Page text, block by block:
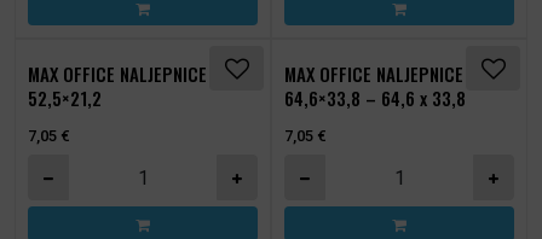
MAX OFFICE NALJEPNICE
52,5×21,2
7,05 €
MAX OFFICE NALJEPNICE 52,5x21,2 količina
MAX OFFICE NALJEPNICE
64,6×33,8 – 64,6 x 33,8
7,05 €
MAX OFFICE